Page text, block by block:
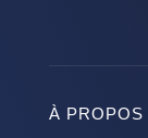
À PROPOS